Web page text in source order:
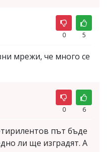
0 5
мрежи, че много се
0 6
път бъде
ли ще изградят. А